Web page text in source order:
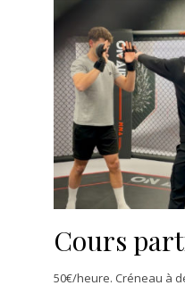
Cours
50€/heure. Créneau à